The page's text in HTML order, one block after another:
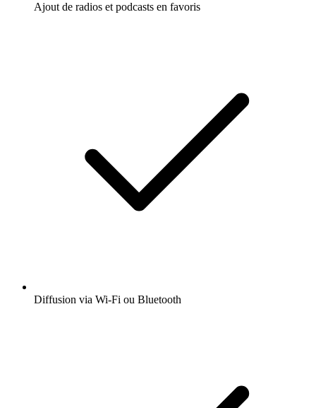
Ajout de radios et podcasts en favoris
Diffusion via Wi-Fi ou Bluetooth